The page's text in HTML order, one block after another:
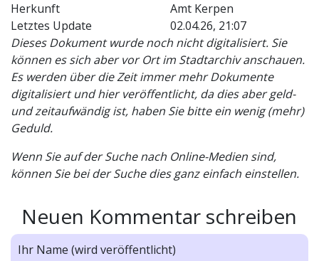
Herkunft
Amt Kerpen
Letztes Update
02.04.26, 21:07
Dieses Dokument wurde noch nicht digitalisiert. Sie
können es sich aber vor Ort im Stadtarchiv anschauen.
Es werden über die Zeit immer mehr Dokumente
digitalisiert und hier veröffentlicht, da dies aber geld-
und zeitaufwändig ist, haben Sie bitte ein wenig (mehr)
Geduld.
Wenn Sie auf der Suche nach Online-Medien sind,
können Sie bei der Suche dies ganz einfach einstellen.
Neuen Kommentar schreiben
Ihr Name (wird veröffentlicht)